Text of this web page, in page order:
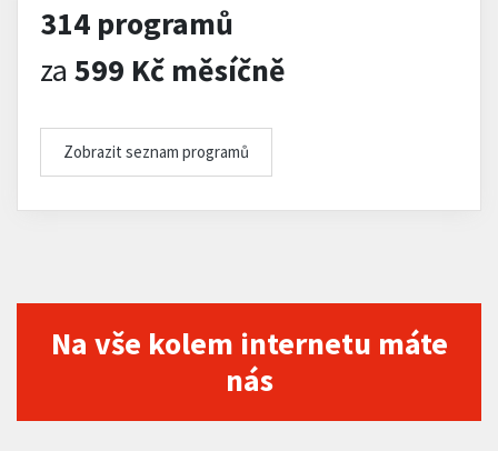
314 programů
za 599 Kč měsíčně
Zobrazit seznam programů
Na vše kolem internetu máte
nás